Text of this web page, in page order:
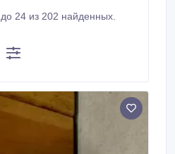
24 из 202 найденных.